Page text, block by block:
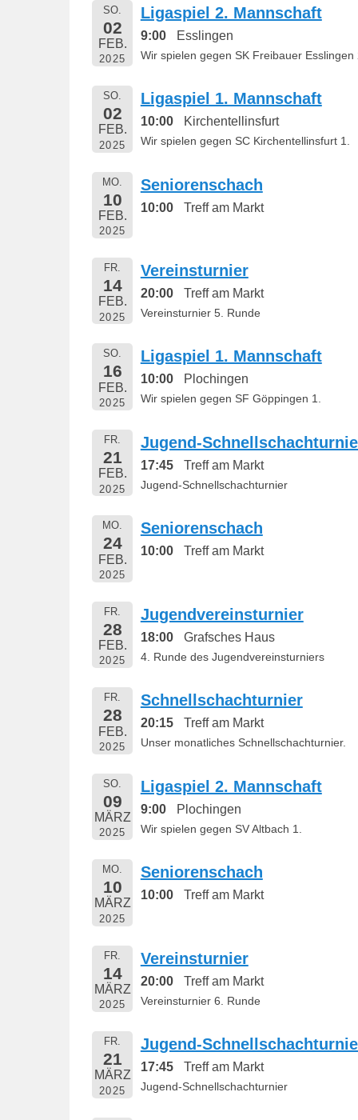
SO.
02
FEB.
2025
Ligaspiel 2. Mannschaft
9:00 Esslingen
Wir spielen gegen SK Freibauer Esslingen
SO.
02
FEB.
2025
Ligaspiel 1. Mannschaft
10:00 Kirchentellinsfurt
Wir spielen gegen SC Kirchentellinsfurt 1.
MO.
10
FEB.
2025
Seniorenschach
10:00 Treff am Markt
FR.
14
FEB.
2025
Vereinsturnier
20:00 Treff am Markt
Vereinsturnier 5. Runde
SO.
16
FEB.
2025
Ligaspiel 1. Mannschaft
10:00 Plochingen
Wir spielen gegen SF Göppingen 1.
FR.
21
FEB.
2025
Jugend-
17:45 Treff am Markt
Jugend-Schnellschachturnier
MO.
24
FEB.
2025
Seniorenschach
10:00 Treff am Markt
FR.
28
FEB.
2025
Jugendvereinsturnier
18:00 Grafsches Haus
4. Runde des Jugendvereinsturniers
FR.
28
FEB.
2025
Schnellschachturnier
20:15 Treff am Markt
Unser monatliches Schnellschachturnier.
SO.
09
MÄRZ
2025
Ligaspiel 2. Mannschaft
9:00 Plochingen
Wir spielen gegen SV Altbach 1.
MO.
10
MÄRZ
2025
Seniorenschach
10:00 Treff am Markt
FR.
14
MÄRZ
2025
Vereinsturnier
20:00 Treff am Markt
Vereinsturnier 6. Runde
FR.
21
MÄRZ
2025
Jugend-
17:45 Treff am Markt
Jugend-Schnellschachturnier